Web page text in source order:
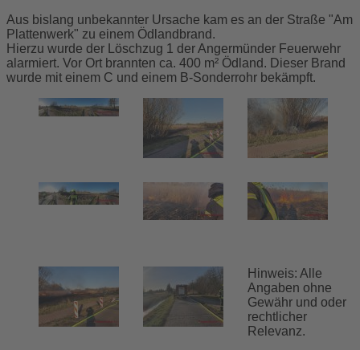
Aus bislang unbekannter Ursache kam es an der Straße "Am
Plattenwerk" zu einem Ödlandbrand.
Hierzu wurde der Löschzug 1 der Angermünder Feuerwehr
alarmiert. Vor Ort brannten ca. 400 m² Ödland. Dieser Brand
wurde mit einem C und einem B-Sonderrohr bekämpft.
Hinweis: Alle
Angaben ohne
Gewähr und oder
rechtlicher
Relevanz.